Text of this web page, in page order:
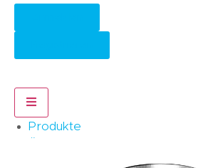
Produkte
Hamburger Toggle Menu